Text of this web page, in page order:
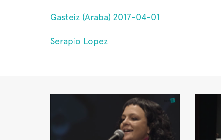
Gasteiz (Araba) 2017-04-01
Serapio Lopez